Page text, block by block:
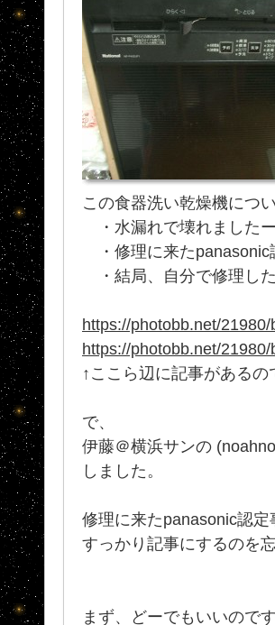
この食器洗い乾燥機につ
・水漏れで壊れました
・修理に来たpanasonic
・結局、自分で修理し
https://photobb.net/
https://photobb.net/
↑ここら辺に記事があるの
で、
伊藤＠横浜サンの
しました。
修理に来たpanasonic認
すっかり記事にするのを
まず、どーでもいいので